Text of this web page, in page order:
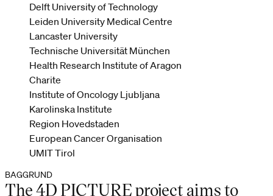
Delft University of Technology
Leiden University Medical Centre
Lancaster University
Technische Universität München
Health Research Institute of Aragon
Charite
Institute of Oncology Ljubljana
Karolinska Institute
Region Hovedstaden
European Cancer Organisation
UMIT Tirol
BAGGRUND
The 4D PICTURE project aims to